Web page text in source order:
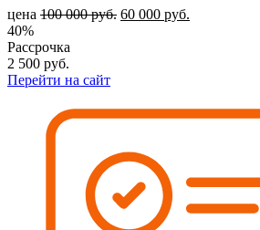
цена 100 000руб. 60 000 руб.
40%
Рассрочка
2 500 руб.
Перейти на сайт